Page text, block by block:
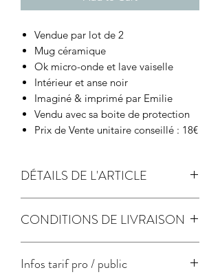
Vendue par lot de 2
Mug céramique
Ok micro-onde et lave vaiselle
Intérieur et anse noir
Imaginé & imprimé par Emilie
Vendu avec sa boite de protection
Prix de Vente unitaire conseillé : 18€
DÉTAILS DE L'ARTICLE
CONDITIONS DE LIVRAISON
suivi
Infos tarif pro / public